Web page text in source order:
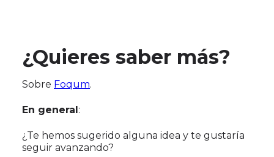
¿Quieres saber más?
Sobre Foqum.
En general:
¿Te hemos sugerido alguna idea y te gustaría
seguir avanzando?